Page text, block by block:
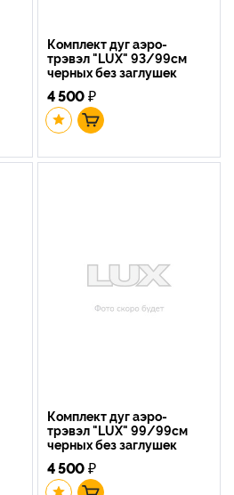
Комплект дуг аэро-
трэвэл "LUX" 93/99см
черных без заглушек
4 500₽
Комплект дуг аэро-
трэвэл "LUX" 99/99см
черных без заглушек
4 500₽